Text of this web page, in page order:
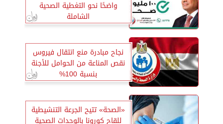
واضحًا نحو التغطية الصحية
الشاملة
نجاح مبادرة منع انتقال فيروس
نقص المناعة من الحوامل للأجنة
بنسبة 100%
«الصحة» تتيح الجرعة التنشيطية
للقاح كورونا بالوحدات الصحية